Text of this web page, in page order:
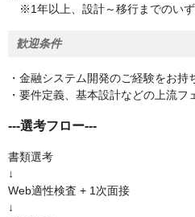
※1年以上、設計～移行までのい
歓迎条件
・金融システム開発のご経験をお持
・要件定義、基本設計などの上流
---選考フロー---
書類選考
↓
Web適性検査 + 1次面接
↓